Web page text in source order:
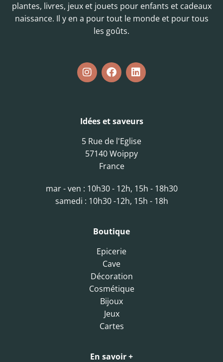
plantes, livres, jeux et jouets pour enfants et cadeaux
naissance. Il y en a pour tout le monde et pour tous
les goûts.
Idées et saveurs
5 Rue de l'Eglise
57140 Woippy
France
mar - ven : 10h30 - 12h, 15h - 18h30
samedi : 10h30 -12h, 15h - 18h
Boutique
Epicerie
Cave
Décoration
Cosmétique
Bijoux
Jeux
Cartes
En savoir +